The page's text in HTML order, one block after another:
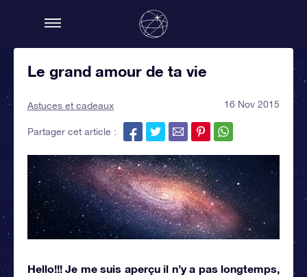
Le grand amour de ta vie
Astuces et cadeaux 16 Nov 2015
Partager cet article :
Hello!!! Je me suis aperçu il n’y a pas longtemps,